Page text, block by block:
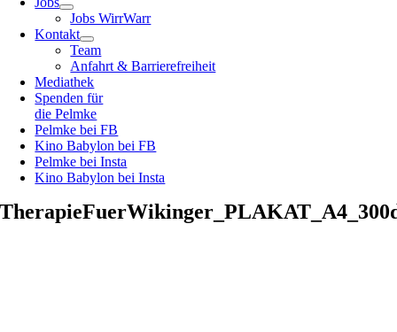
Jobs WirrWarr
Kontakt
Team
Anfahrt & Barrierefreiheit
Mediathek
Spenden für
die Pelmke
Pelmke bei FB
Kino Babylon bei FB
Pelmke bei Insta
Kino Babylon bei Insta